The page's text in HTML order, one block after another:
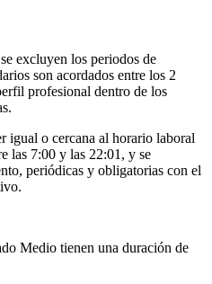
excluyen los periodos de
son acordados entre los 2
profesional dentro de los
igual o cercana al horario laboral
las 7:00 y las 22:01, y se
periódicas y obligatorias con el
Medio tienen una duración de